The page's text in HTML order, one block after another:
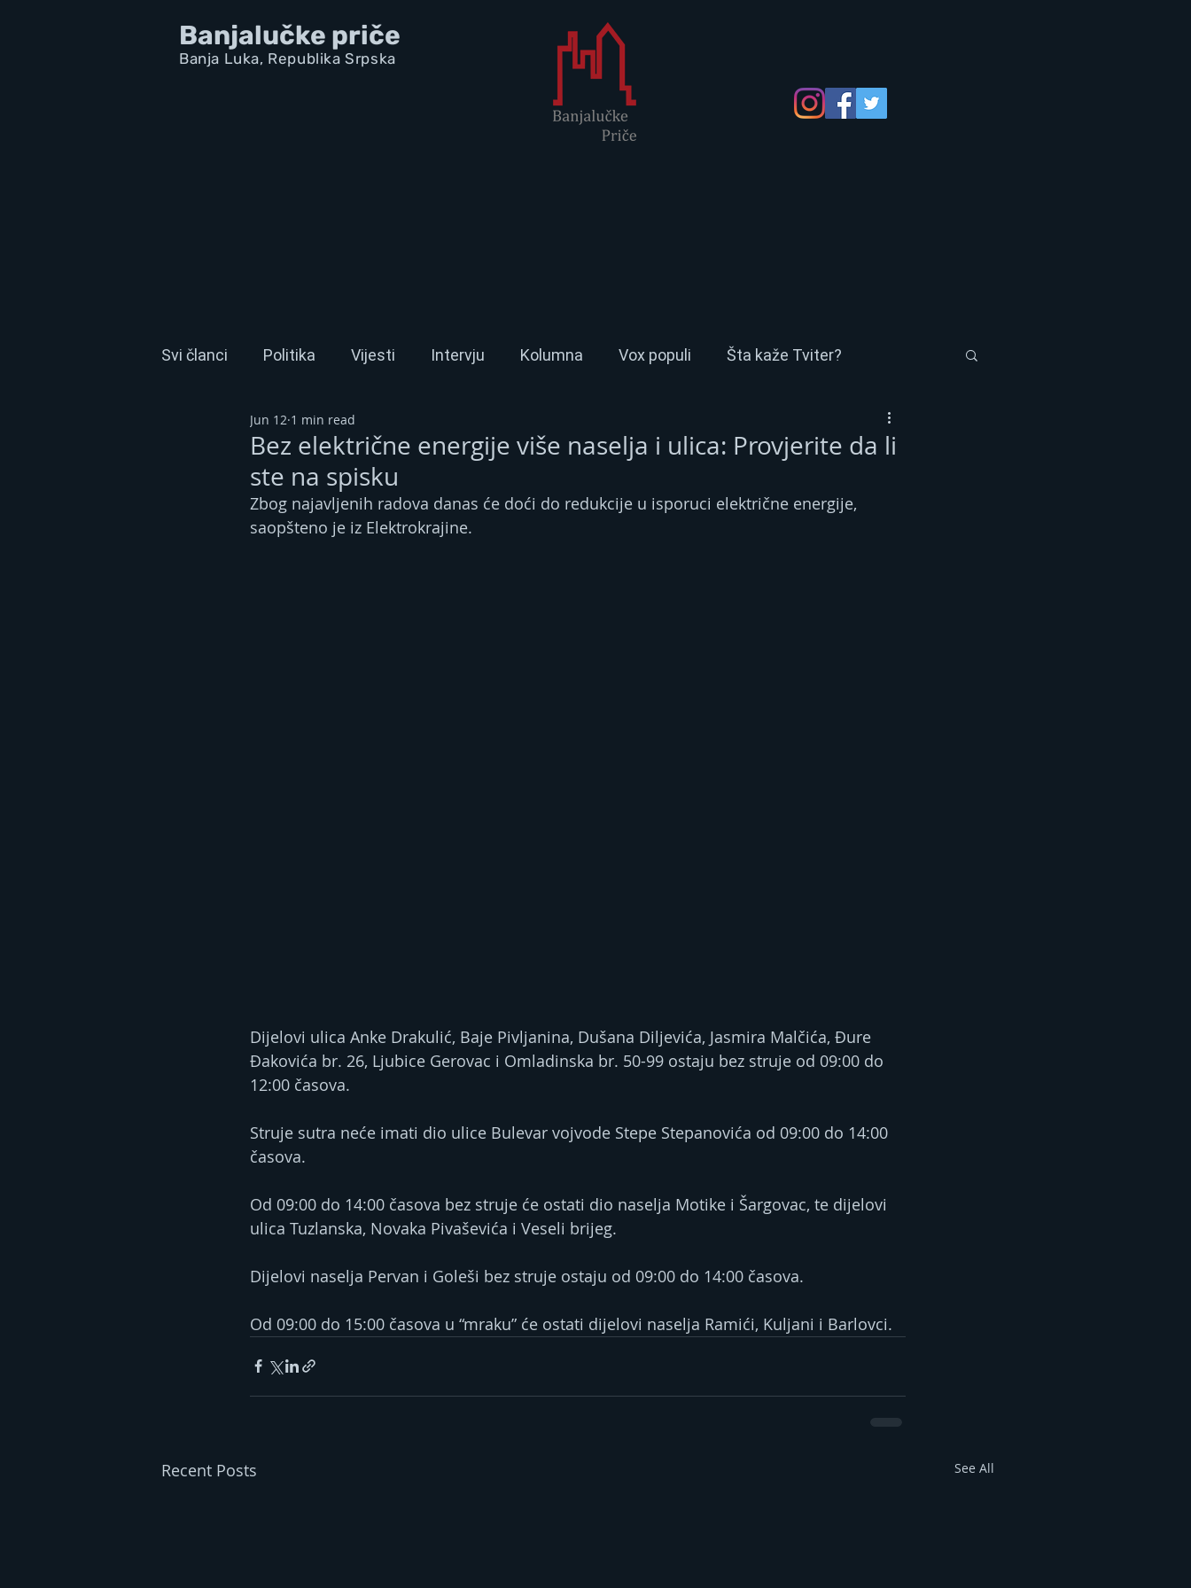
Banjalučke priče
Banja Luka, Republika Srpska
Svi članci Politika Vijesti Intervju Kolumna Vox populi Šta kaže Tviter?
Bez električne energije više naselja i ulica: Provjerite da li
ste na spisku
Jun 12 1 min read
Zbog najavljenih radova danas će doći do redukcije u isporuci električne energije,
saopšteno je iz Elektrokrajine.
Dijelovi ulica Anke Drakulić, Baje Pivljanina, Dušana Diljevića, Jasmira Malčića, Đure
Đakovića br. 26, Ljubice Gerovac i Omladinska br. 50-99 ostaju bez struje od 09:00 do
12:00 časova.
Struje sutra neće imati dio ulice Bulevar vojvode Stepe Stepanovića od 09:00 do 14:00
časova.
Od 09:00 do 14:00 časova bez struje će ostati dio naselja Motike i Šargovac, te dijelovi
ulica Tuzlanska, Novaka Pivaševića i Veseli brijeg.
Dijelovi naselja Pervan i Goleši bez struje ostaju od 09:00 do 14:00 časova.
Od 09:00 do 15:00 časova u “mraku” će ostati dijelovi naselja Ramići, Kuljani i Barlovci.
Recent Posts See All